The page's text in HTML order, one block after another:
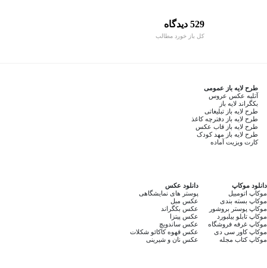
529 دیدگاه
کل باز خورد مطالب
طرح لایه باز عمومی
آتلیه عکس عروس
بکگراند لایه باز
طرح لایه باز تبلیغاتی
طرح لایه باز دفترچه کاغذ
طرح لایه باز قاب عکس
طرح لایه باز مهد کودک
کارت ویزیت آماده
دانلود موکاپ
موکاپ اتومبیل
موکاپ بسته بندی
موکاپ پوستر بروشور
موکاپ تابلو بیلبورد
موکاپ غرفه فروشگاه
موکاپ کاور سی دی
موکاپ کتاب مجله
دانلود عکس
پوستر های نمایشگاهی
عکس مبل
عکس بکگراند
عکس پیتزا
عکس ساندویچ
عکس قهوه کاکائو شکلات
عکس نان و شیرینی